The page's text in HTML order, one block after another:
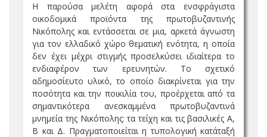
Η παρούσα μελέτη αφορά στα ενσφράγιστα
οικοδομικά προϊόντα της πρωτοβυζαντινής
Νικόπολης και εντάσσεται σε μια, αρκετά άγνωστη
για τον ελλαδικό χώρο θεματική ενότητα, η οποία
δεν έχει μέχρι στιγμής προσελκύσει ιδιαίτερα το
ενδιαφέρον των ερευνητών. Το σχετικό
αδημοσίευτο υλικό, το οποίο διακρίνεται για την
ποσότητα και την ποικιλία του, προέρχεται από τα
σημαντικότερα ανεσκαμμένα πρωτοβυζαντινά
μνημεία της Νικόπολης: τα τείχη και τις βασιλικές Α,
Β και Δ. Πραγματοποιείται η τυπολογική κατάταξή